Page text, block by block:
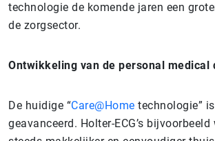
technologie de komende jaren een
de zorgsector.
Ontwikkeling van de personal medical
De huidige “Care@Home technologie”
geavanceerd. Holter-ECG’s bijvoorbeeld